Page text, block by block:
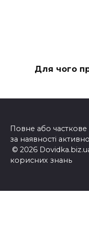
Для чого
Повне або часткове
за наявності
© 2026
корисних знань